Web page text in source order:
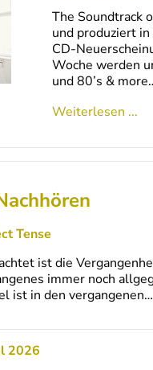
The Soundtrack
und produziert
CD-
Woche werden
und 80’s &
Weiterlesen ...
Tense
ist die
immer noch
ist in den vergangenen…
2026